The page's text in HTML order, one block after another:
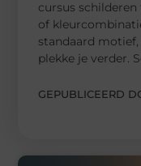
cursus
of
standaard
plekke je verder.
GEPUBLICEERD